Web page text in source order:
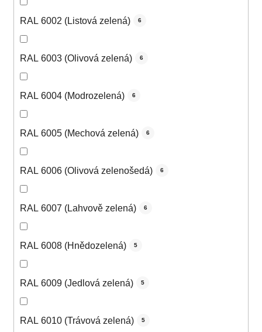
RAL 6002 (Listová zelená) 6
RAL 6003 (Olivová zelená) 6
RAL 6004 (Modrozelená) 6
RAL 6005 (Mechová zelená) 6
RAL 6006 (Olivová zelenošedá) 6
RAL 6007 (Lahvově zelená) 6
RAL 6008 (Hnědozelená) 5
RAL 6009 (Jedlová zelená) 5
RAL 6010 (Trávová zelená) 5